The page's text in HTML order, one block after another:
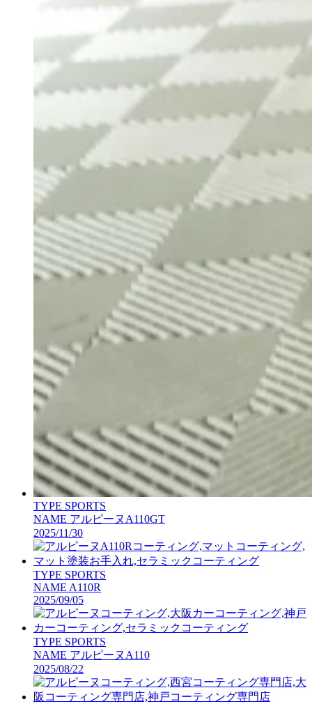
TYPE SPORTS
NAME アルピーヌA110GT
2025/11/30
TYPE SPORTS
NAME A110R
2025/09/05
TYPE SPORTS
NAME アルピーヌA110
2025/08/22